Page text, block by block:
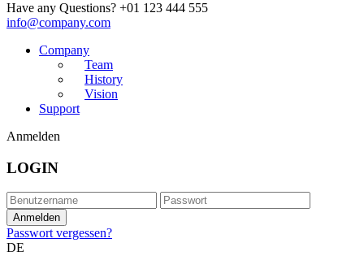
Have any Questions? +01 123 444 555
info@company.com
Company
Team
History
Vision
Support
Anmelden
LOGIN
Passwort vergessen?
DE